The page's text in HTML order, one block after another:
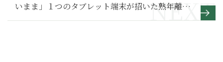
いまま」１つのタブレット端末が招いた熟年離婚
～その１～